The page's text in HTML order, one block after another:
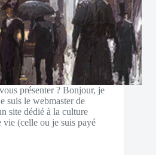
présenter ? Bonjour, je
suis le webmaster de
site dédié à la culture
(celle ou je suis payé